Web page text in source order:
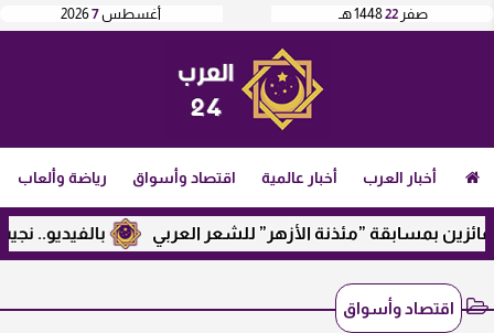
أغسطس7
2026 صفر 221448 هـ
أخبار العرب أخبار عالمية اقتصاد وأسواق رياضة وألعاب
بالفيديو.. نجيب ”مئذنة الأزهر” للشعر العربي
اقتصاد وأسواق